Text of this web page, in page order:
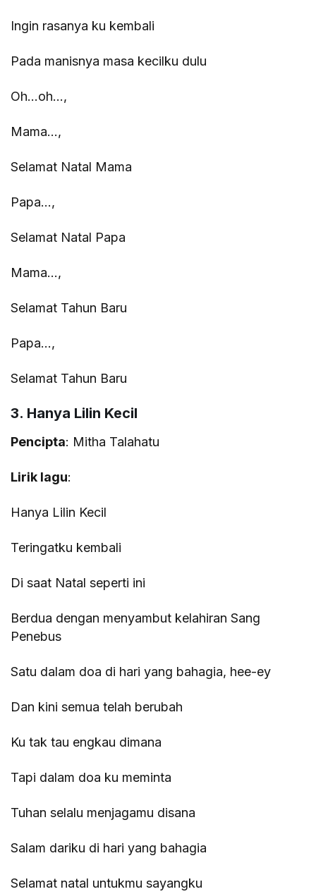
Ingin rasanya ku kembali
Pada manisnya masa kecilku dulu
Oh…oh…,
Mama…,
Selamat Natal Mama
Papa…,
Selamat Natal Papa
Mama…,
Selamat Tahun Baru
Papa…,
Selamat Tahun Baru
3. Hanya Lilin Kecil
Pencipta: Mitha Talahatu
Lirik lagu:
Hanya Lilin Kecil
Teringatku kembali
Di saat Natal seperti ini
Berdua dengan menyambut kelahiran Sang
Penebus
Satu dalam doa di hari yang bahagia, hee-ey
Dan kini semua telah berubah
Ku tak tau engkau dimana
Tapi dalam doa ku meminta
Tuhan selalu menjagamu disana
Salam dariku di hari yang bahagia
Selamat natal untukmu sayangku